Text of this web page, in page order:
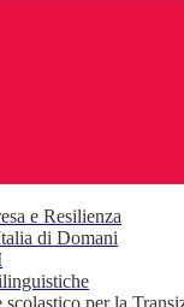
e Resilienza
di Domani